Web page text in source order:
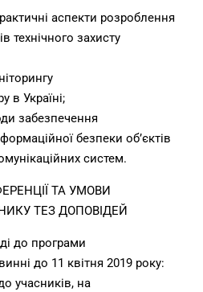
аспекти розроблення
технічного захисту
в Україні;
забезпечення
безпеки об’єктів
систем.
ТА УМОВИ
ТЕЗ ДОПОВІДЕЙ
до програми
до 11 квітня 2019 року:
учасників, на